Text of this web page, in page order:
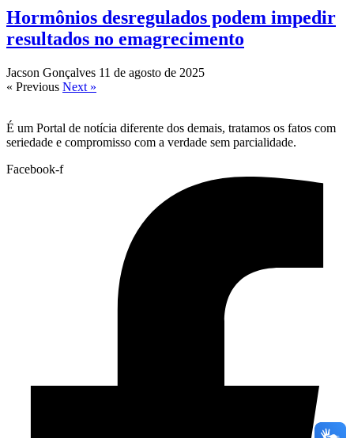
Hormônios desregulados podem impedir
resultados no emagrecimento
Jacson Gonçalves 11 de agosto de 2025
« Previous Next »
É um Portal de notícia diferente dos demais, tratamos os fatos com
seriedade e compromisso com a verdade sem parcialidade.
Facebook-f